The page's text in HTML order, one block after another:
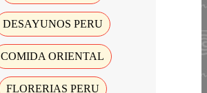
DESAYUNOS PERU
COMIDA ORIENTAL
FLORERIAS PERU